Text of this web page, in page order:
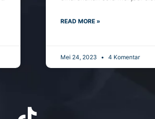
READ MORE »
Mei 24, 2023 4 Komentar